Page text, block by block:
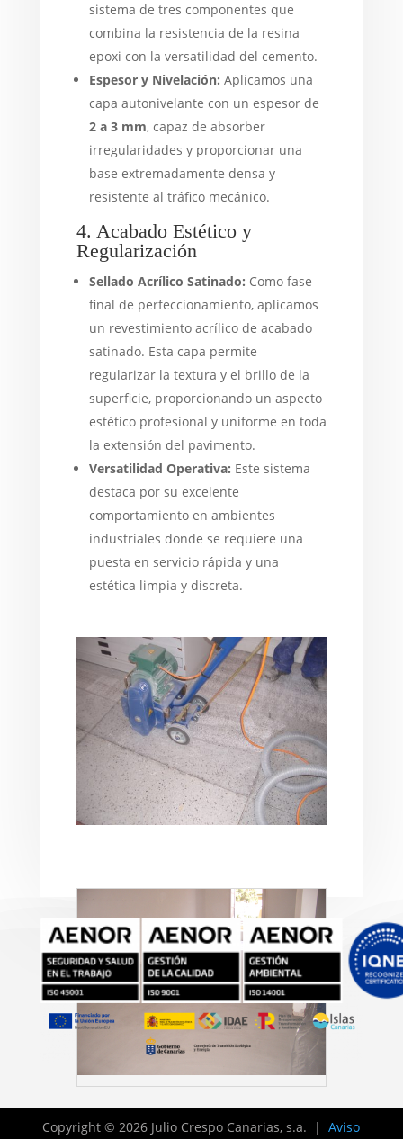
sistema de tres componentes que
combina la resistencia de la resina
epoxi con la versatilidad del cemento.
Espesor y Nivelación: Aplicamos una
capa autonivelante con un espesor de
2 a 3 mm, capaz de absorber
irregularidades y proporcionar una
base extremadamente densa y
resistente al tráfico mecánico.
4. Acabado Estético y
Regularización
Sellado Acrílico Satinado: Como fase
final de perfeccionamiento, aplicamos
un revestimiento acrílico de acabado
satinado. Esta capa permite
regularizar la textura y el brillo de la
superficie, proporcionando un aspecto
estético profesional y uniforme en toda
la extensión del pavimento.
Versatilidad Operativa: Este sistema
destaca por su excelente
comportamiento en ambientes
industriales donde se requiere una
puesta en servicio rápida y una
estética limpia y discreta.
Copyright © 2026 Julio Crespo Canarias, s.a. |Aviso